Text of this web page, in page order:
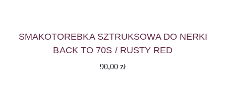
SMAKOTOREBKA SZTRUKSOWA DO NERKI
BACK TO 70S / RUSTY RED
90,00zł